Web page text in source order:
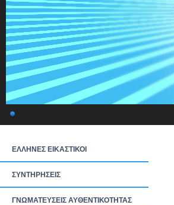
ΕΛΛΗΝΕΣ ΕΙΚΑΣΤΙΚΟΙ
ΣΥΝΤΗΡΗΣΕΙΣ
ΓΝΩΜΑΤΕΥΣΕΙΣ ΑΥΘΕΝΤΙΚΟΤΗΤΑΣ